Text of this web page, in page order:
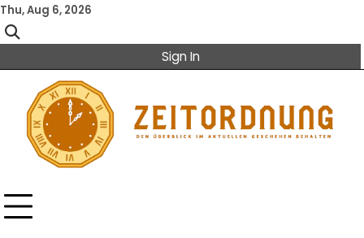
Skip
to
content
Thu, Aug 6, 2026
Sign In